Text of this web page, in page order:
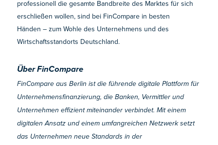
professionell die gesamte Bandbreite des Marktes für sich
erschließen wollen, sind bei FinCompare in besten
Händen – zum Wohle des Unternehmens und des
Wirtschaftsstandorts Deutschland.
Über FinCompare
FinCompare aus Berlin ist die führende digitale Plattform für
Unternehmensfinanzierung, die Banken, Vermittler und
Unternehmen effizient miteinander verbindet. Mit einem
digitalen Ansatz und einem umfangreichen Netzwerk setzt
das Unternehmen neue Standards in der